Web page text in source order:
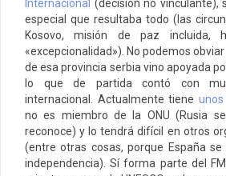
Internacional (decisión no vinculante),
especial que resultaba todo (las
Kosovo, misión de paz incluida,
«excepcionalidad»). No podemos
de esa provincia serbia vino apoyada
lo que de partida contó con
internacional. Actualmente tiene
no es miembro de la ONU (Rusia
reconoce) y lo tendrá difícil en otros
(entre otras cosas, porque España
independencia). Sí forma parte del